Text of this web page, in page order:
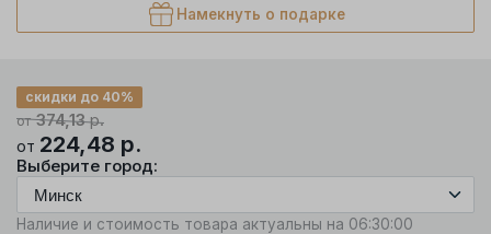
Намекнуть о подарке
от374,13р.
скидки до 40%
от 224,48 р.
Выберите город:
Наличие и стоимость товара актуальны на 06:30:00